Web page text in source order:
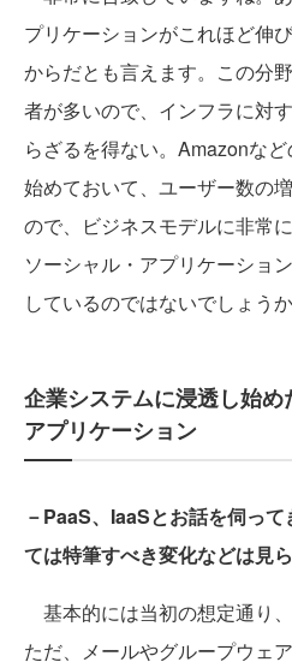
プリケーションがこれほど伸
からだとも言えます。この分
者が多いので、インフラに対
らざるを得ない。Amazonな
始めておいて、ユーザー数の
ので、ビジネスモデルに非常
ソーシャル・アプリケーショ
しているのではないでしょうか
企業システムに浸透し始め
アプリケーション
－PaaS、IaaSとお話を伺っ
ては特筆すべき変化などは見
基本的には当初の想定通り
ただ、メールやグループウェ